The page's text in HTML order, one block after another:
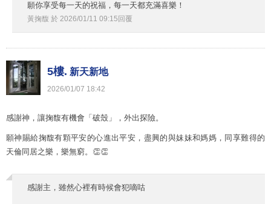
願你享受每一天的祝福，每一天都充滿喜樂！
黃掬馥 於 2026/01/11 09:15 回覆
5樓. 新天新地
2026/01/07 18:42
感謝神，讓掬馥有機會「破殼」，外出探險。
願神賜給掬馥有顆平安的心進出平安，盡興的與妹妹和媽媽，同享難得的
天倫同居之樂，樂無窮。👏👏
感謝主，雖然心裡有時候會犯嘀咕